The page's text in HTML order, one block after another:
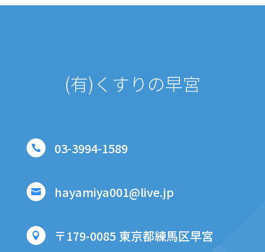
(有)くすりの早宮
 03-3994-1589
 hayamiya001@live.jp

〒179-0085 東京都練馬区早宮